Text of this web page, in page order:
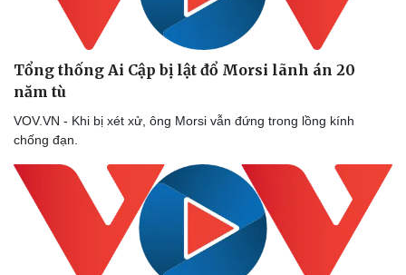
Tổng thống Ai Cập bị lật đổ Morsi lãnh án 20
năm tù
VOV.VN - Khi bị xét xử, ông Morsi vẫn đứng trong lồng kính
chống đạn.